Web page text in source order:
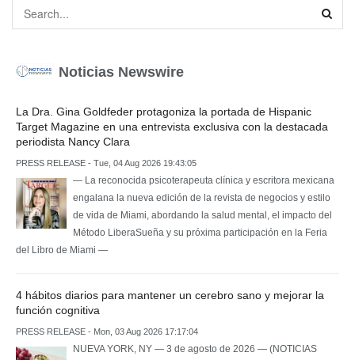
Noticias Newswire
La Dra. Gina Goldfeder protagoniza la portada de Hispanic
Target Magazine en una entrevista exclusiva con la destacada
periodista Nancy Clara
PRESS RELEASE - Tue, 04 Aug 2026 19:43:05
— La reconocida psicoterapeuta clínica y escritora mexicana
engalana la nueva edición de la revista de negocios y estilo
de vida de Miami, abordando la salud mental, el impacto del
Método LiberaSueña y su próxima participación en la Feria
del Libro de Miami —
4 hábitos diarios para mantener un cerebro sano y mejorar la
función cognitiva
PRESS RELEASE - Mon, 03 Aug 2026 17:17:04
NUEVA YORK, NY — 3 de agosto de 2026 — (NOTICIAS